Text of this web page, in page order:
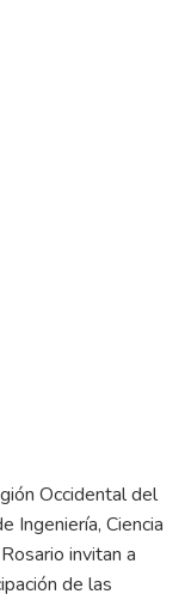
Occidental del
Ingeniería, Ciencia
invitan a
de las